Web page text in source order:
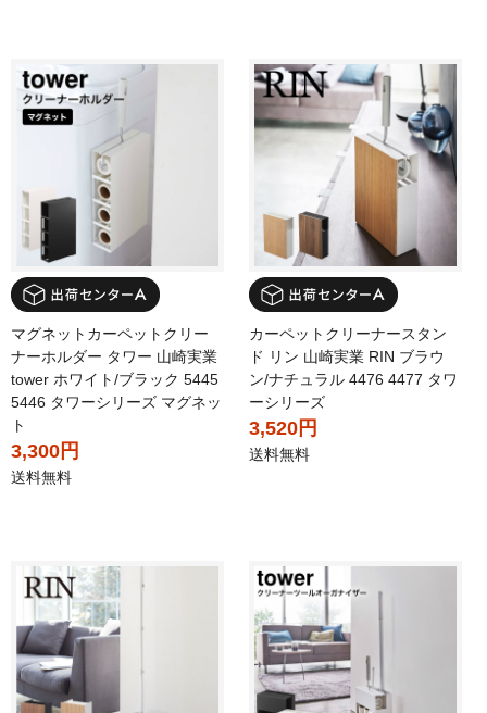
マグネットカーペットクリー
ナーホルダー タワー 山崎実業
tower ホワイト/ブラック 5445
5446 タワーシリーズ マグネッ
ト
3,300円
送料無料
カーペットクリーナースタン
ド リン 山崎実業 RIN ブラウ
ン/ナチュラル 4476 4477 タワ
ーシリーズ
3,520円
送料無料